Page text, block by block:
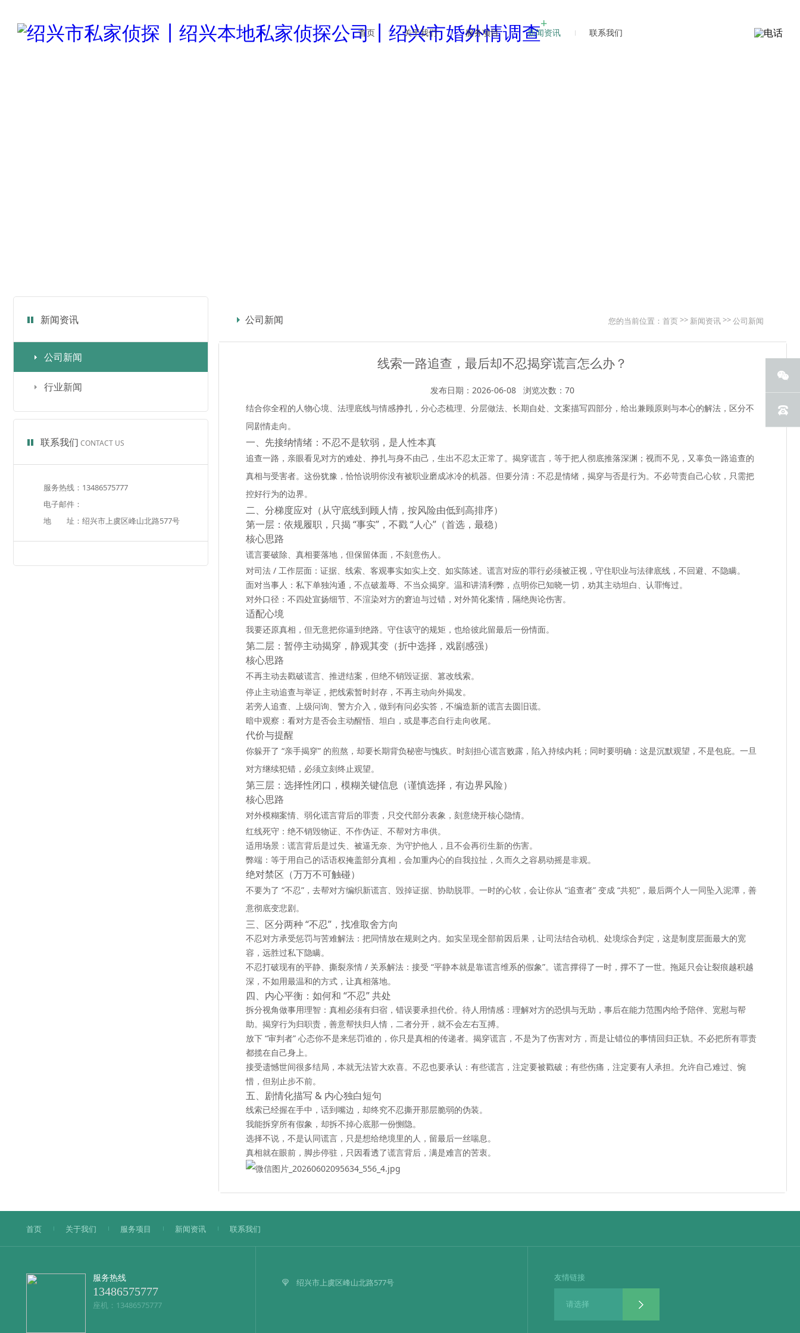
首页 关于我们 服务项目 新闻资讯 联系我们
新闻资讯
公司新闻
行业新闻
联系我们 CONTACT US
服务热线：13486575777
电子邮件：
地 址：绍兴市上虞区峰山北路577号
公司新闻 您的当前位置： 首页>> 新闻资讯>>公司新闻
线索一路追查，最后却不忍揭穿谎言怎么办？
发布日期：2026-06-08
浏览次数：70
结合你全程的人物心境、法理底线与情感挣扎，分心态梳理、分层做法、长期自处、文案描写四部分，给出兼顾原则与本心的解法，区分不
同剧情走向。
一、先接纳情绪：不忍不是软弱，是人性本真
追查一路，亲眼看见对方的难处、挣扎与身不由己，生出不忍太正常了。揭穿谎言，等于把人彻底推落深渊；视而不见，又辜负一路追查的
真相与受害者。 这份犹豫，恰恰说明你没有被职业磨成冰冷的机器。但要分清： 不忍是情绪，揭穿与否是行为。不必苛责自己心软，只需把
控好行为的边界。
二、分梯度应对（从守底线到顾人情，按风险由低到高排序）
第一层：依规履职，只揭 “事实”，不戳 “人心”（首选，最稳）
核心思路
谎言要破除、真相要落地，但保留体面，不刻意伤人。
对司法 / 工作层面：证据、线索、客观事实如实上交、如实陈述。谎言对应的罪行必须被正视，守住职业与法律底线，不回避、不隐瞒。
面对当事人：私下单独沟通，不点破羞辱、不当众揭穿。温和讲清利弊，点明你已知晓一切，劝其主动坦白、认罪悔过。
对外口径：不四处宣扬细节、不渲染对方的窘迫与过错，对外简化案情，隔绝舆论伤害。
适配心境
我要还原真相，但无意把你逼到绝路。守住该守的规矩，也给彼此留最后一份情面。
第二层：暂停主动揭穿，静观其变（折中选择，戏剧感强）
核心思路
不再主动去戳破谎言、推进结案，但绝不销毁证据、篡改线索。
停止主动追查与举证，把线索暂时封存，不再主动向外揭发。
若旁人追查、上级问询、警方介入，做到有问必实答，不编造新的谎言去圆旧谎。
暗中观察：看对方是否会主动醒悟、坦白，或是事态自行走向收尾。
代价与提醒
你躲开了 “亲手揭穿” 的煎熬，却要长期背负秘密与愧疚。时刻担心谎言败露，陷入持续内耗；同时要明确：这是沉默观望 ，不是包庇。一旦
对方继续犯错，必须立刻终止观望。
第三层：选择性闭口，模糊关键信息（谨慎选择，有边界风险）
核心思路
对外模糊案情、弱化谎言背后的罪责，只交代部分表象，刻意绕开核心隐情。
红线死守：绝不销毁物证、不作伪证、不帮对方串供。
适用场景：谎言背后是过失、被逼无奈、为守护他人，且不会再衍生新的伤害。
弊端：等于用自己的话语权掩盖部分真相，会加重内心的自我拉扯，久而久之容易动摇是非观。
绝对禁区（万万不可触碰）
不要为了 “不忍”，去帮对方编织新谎言、毁掉证据、协助脱罪。一时的心软，会让你从 “追查者” 变成 “共犯”，最后两个人一同坠入泥潭，善
意彻底变悲剧。
三、区分两种 “不忍”，找准取舍方向
不忍对方承受惩罚与苦难解法：把同情放在规则之内。如实呈现全部前因后果，让司法结合动机、处境综合判定，这是制度层面最大的宽
容，远胜过私下隐瞒。
不忍打破现有的平静、撕裂亲情 / 关系解法：接受 “平静本就是靠谎言维系的假象”。谎言撑得了一时，撑不了一世。拖延只会让裂痕越积越
深，不如用最温和的方式，让真相落地。
四、内心平衡：如何和 “不忍” 共处
拆分视角做事用理智：真相必须有归宿，错误要承担代价。待人用情感：理解对方的恐惧与无助，事后在能力范围内给予陪伴、宽慰与帮
助。 揭穿行为归职责，善意帮扶归人情，二者分开，就不会左右互搏。
放下 “审判者” 心态你不是来惩罚谁的，你只是真相的传递者。揭穿谎言，不是为了伤害对方，而是让错位的事情回归正轨。不必把所有罪责
都揽在自己身上。
接受遗憾世间很多结局，本就无法皆大欢喜。不忍也要承认：有些谎言，注定要被戳破；有些伤痛，注定要有人承担。允许自己难过、惋
惜，但别止步不前。
五、剧情化描写 & 内心独白短句
线索已经握在手中，话到嘴边，却终究不忍撕开那层脆弱的伪装。
我能拆穿所有假象，却拆不掉心底那一份恻隐。
选择不说，不是认同谎言，只是想给绝境里的人，留最后一丝喘息。
真相就在眼前，脚步停驻，只因看透了谎言背后，满是难言的苦衷。
首页 关于我们 服务项目 新闻资讯 联系我们
服务热线
13486575777
座机：13486575777
绍兴市上虞区峰山北路577号 友情链接